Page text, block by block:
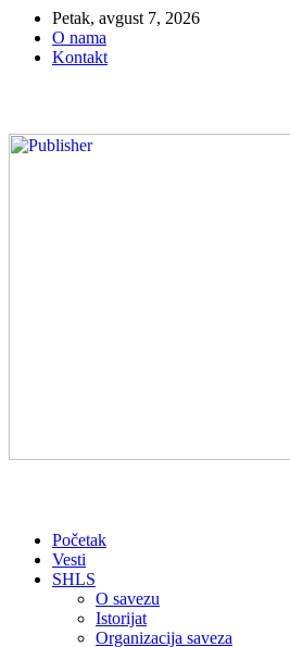
Petak, avgust 7, 2026
O nama
Kontakt
Početak
Vesti
SHLS
O savezu
Istorijat
Organizacija saveza